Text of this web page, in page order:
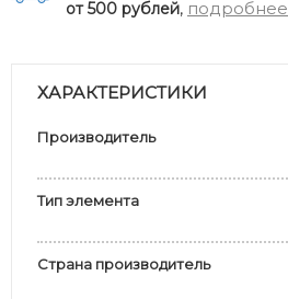
от 500 рублей, подробнее
ХАРАКТЕРИСТИКИ
Производитель
Тип элемента
Страна производитель